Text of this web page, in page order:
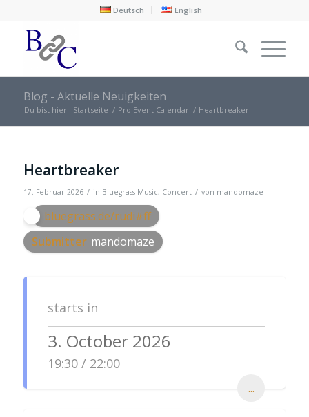
Deutsch English
Blog - Aktuelle Neuigkeiten
Du bist hier: Startseite / Pro Event Calendar / Heartbreaker
Heartbreaker
17. Februar 2026 / in Bluegrass Music, Concert / von mandomaze
bluegrass.de/rudi#ff
Submitter mandomaze
starts in
3. October 2026
19:30 / 22:00
...